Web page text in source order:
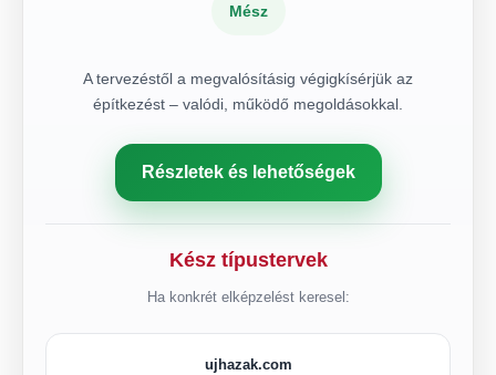
Mész
A tervezéstől a megvalósításig végigkísérjük az
építkezést – valódi, működő megoldásokkal.
Részletek és lehetőségek
Kész típustervek
Ha konkrét elképzelést keresel:
ujhazak.com